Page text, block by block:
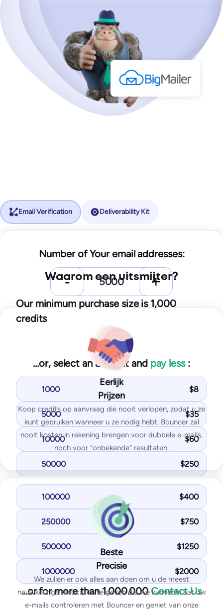
Email Verification Deliverability Kit
Number of Your email addresses:
Our minimum purchase size is 1,000
credits
…or, select an amount and pay less:
1000 $8
5000 $35
10000 $60
50000 $250
100000 $400
250000 $750
500000 $1250
1000000 $2000
…or for more than 1.000.000Contact Us
$25/month
10IPs / domains monitored
Start for free
You get with Starter plan:
IP & domain blocklist tests
SPF and DKIM tests
DMARK test
SpamAssassin test
125/month
1,000 test emails
25IPs / domains monitored
Start for free
You get with Standard plan:
Waarom een uitsmijter?
Eerlijk
Prijzen
Koop credits op aanvraag die nooit verlopen, zodat u ze
kunt gebruiken wanneer u ze nodig hebt. Bouncer zal
nooit kosten in rekening brengen voor dubbele e-mails,
noch voor “onbekende” resultaten.
Beste
Precisie
We zullen er ook alles aan doen om u de meest
nauwkeurige resultaten te geven die we kunnen! Laat uw
e-mails controleren met Bouncer en geniet van onze